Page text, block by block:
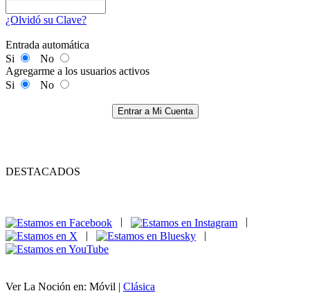
¿Olvidó su Clave?
Entrada automática
Si
No
Agregarme a los usuarios activos
Si
No
Entrar a Mi Cuenta
DESTACADOS
|
|
Ver La Noción en: Móvil | Clásica